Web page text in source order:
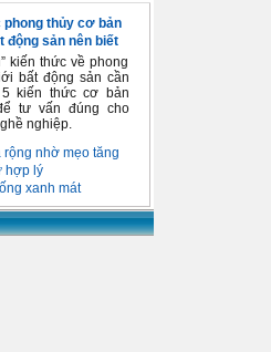
thủy cơ bản
động sản nên biết
kiến thức về phong
bất động sản cần
kiến thức cơ bản
tư vấn đúng cho
nghiệp.
rộng nhờ mẹo tăng
hợp lý
xanh mát